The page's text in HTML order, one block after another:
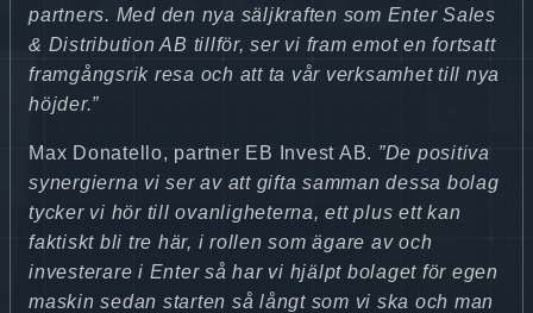
partners. Med den nya säljkraften som Enter Sales
& Distribution AB tillför, ser vi fram emot en fortsatt
framgångsrik resa och att ta vår verksamhet till nya
höjder.”
Max Donatello, partner EB Invest AB. ”De positiva
synergierna vi ser av att gifta samman dessa bolag
tycker vi hör till ovanligheterna, ett plus ett kan
faktiskt bli tre här, i rollen som ägare av och
investerare i Enter så har vi hjälpt bolaget för egen
maskin sedan starten så långt som vi ska och man